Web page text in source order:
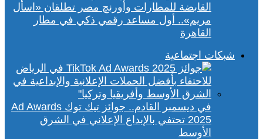
القابضة للمطارات وأورنچ مصر تطلقان «اسأل
مريم».. أول مساعد رقمي ذكي في مطار
القاهرة
شبكات اجتماعية
في ديسمبر القادم.. جوائز تيك توك Ad Awards
2025 تحتفي بالإبداع الإعلاني في الشرق
الأوسط